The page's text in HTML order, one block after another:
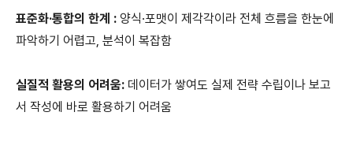
표준화·통합의 한계 : 양식·포맷이 제각각이라 전체 흐름을 한눈에
파악하기 어렵고, 분석이 복잡함
실질적 활용의 어려움: 데이터가 쌓여도 실제 전략 수립이나 보고
서 작성에 바로 활용하기 어려움